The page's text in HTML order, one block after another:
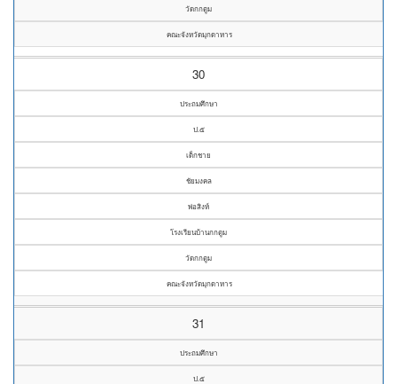
วัดกกตูม
คณะจังหวัดมุกดาหาร
30
ประถมศึกษา
ป.๕
เด็กชาย
ชัยมงคล
พ่อสิงห์
โรงเรียนบ้านกกตูม
วัดกกตูม
คณะจังหวัดมุกดาหาร
31
ประถมศึกษา
ป.๕